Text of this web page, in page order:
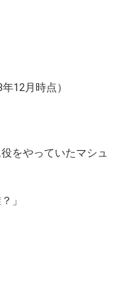
12月時点）
をやっていたマシュ
」